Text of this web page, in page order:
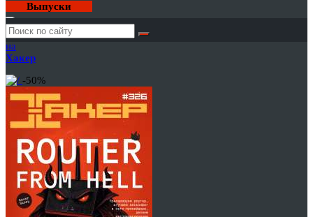
Выпуски
Годовая
подписка
на
Хакер
-50%